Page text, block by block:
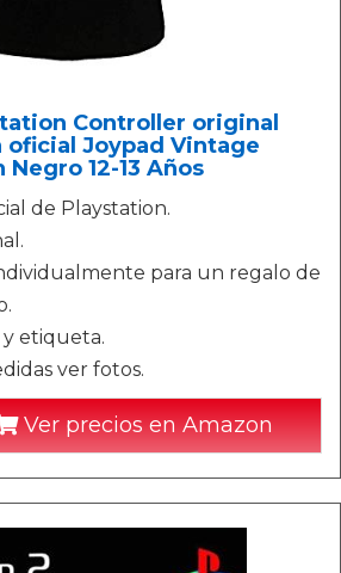
Controller original
oficial Joypad Vintage
12-13 Años
de Playstation.
para un regalo de
etiqueta.
ver fotos.
Ver precios en Amazon